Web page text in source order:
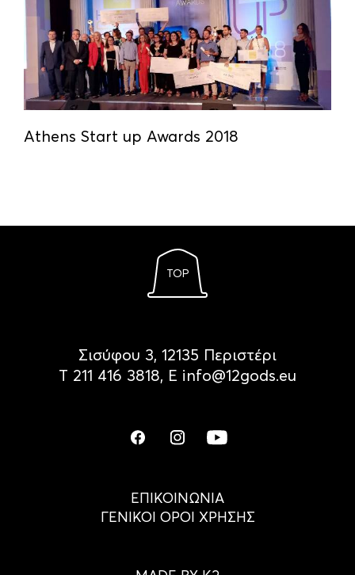
Athens Start up Awards 2018
TOP
Σισύφου 3, 12135 Περιστέρι
Τ 211 416 3818, Ε info@12gods.eu
ΕΠΙΚΟΙΝΩΝΙΑ
ΓΕΝΙΚΟΙ ΟΡΟΙ ΧΡΗΣΗΣ